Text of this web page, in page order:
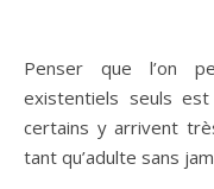
Penser que l’on
existentiels seuls est
certains y arrivent
tant qu’adulte sans